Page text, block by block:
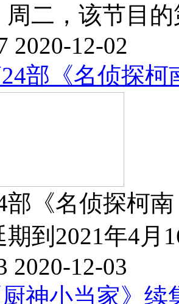
周二，该节目
2020-12-02
部《名侦探柯
部《名侦探柯
期到2021年4月
2020-12-03
厨神小当家》